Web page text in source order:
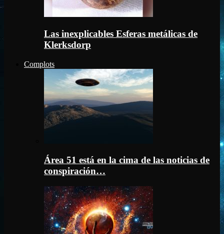
Las inexplicables Esferas metálicas de
Klerksdorp
Complots
Área 51 está en la cima de las noticias de
conspiración…